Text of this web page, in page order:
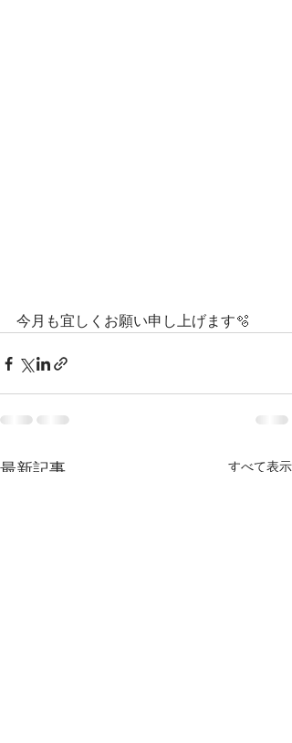
今月も宜しくお願い申し上げます🫧
最新記事 すべて表示